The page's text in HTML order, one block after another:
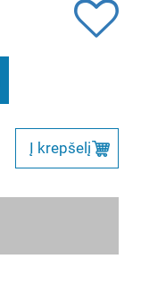
Į krepšelį